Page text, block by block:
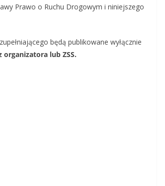
Prawo o Ruchu Drogowym i niniejszego
będą publikowane wyłącznie
lub ZSS.